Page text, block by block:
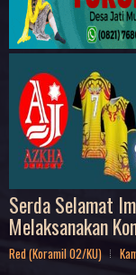
Serda Selamat
Melaksanakan
Red (Koramil 02/KU)